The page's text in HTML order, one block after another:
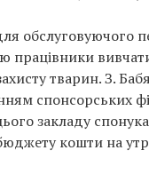
обслуговуючого
працівники
тварин. З.
спонсорських
закладу
кошти на